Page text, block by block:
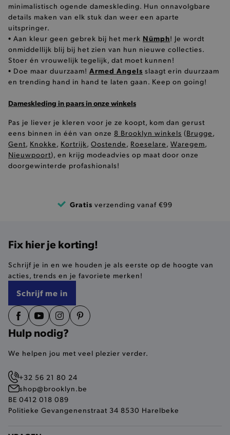
minimalistisch ogende dameskleding. Hun onnavolgbare
details maken van elk stuk dan weer een aparte
uitspringer.
• Aan kleur geen gebrek bij het merk Nümph! Je wordt
onmiddellijk blij bij het zien van hun nieuwe collecties.
Stoer én vrouwelijk tegelijk, dat moet kunnen!
• Doe maar duurzaam! Armed Angels slaagt erin duurzaam
en trending hand in hand te laten gaan. Keep on going!
Dameskleding in paars in onze winkels
Pas je liever je kleren voor je ze koopt, kom dan gerust
eens binnen in één van onze 8 Brooklyn winkels (Brugge ,
Gent, Knokke , Kortrijk, Oostende , Roeselare , Waregem,
Nieuwpoort), en krijg modeadvies op maat door onze
doorgewinterde profashionals!
Gratis verzending vanaf €99
Fix hier je korting!
Schrijf je in en we houden je als eerste op de hoogte van
acties, trends en je favoriete merken!
Schrijf me in
Hulp nodig?
We helpen jou met veel plezier verder.
+32 56 21 80 24
shop@brooklyn.be
BE 0412 018 089
Politieke Gevangenenstraat 34 8530 Harelbeke
product-out-of-stock-modal .brooklyn.be
mage-cache-storage-section-
invalidation
Google Privacy Policy